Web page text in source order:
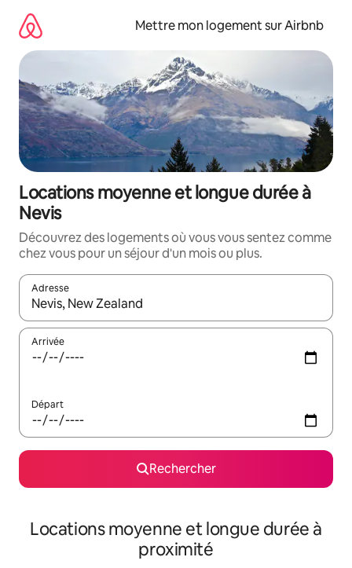
directement
contenu
Mettre mon logement sur Airbnb
Locations moyenne et longue durée à
Nevis
Découvrez des logements où vous vous sentez comme
chez vous pour un séjour d'un mois ou plus.
Adresse
Lorsque les résultats s'affichent, utilisez les flèches vers le
Arrivée
Départ
Rechercher
Locations moyenne et longue durée à
proximité